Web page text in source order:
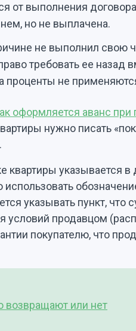
от выполнения
но не выплачена.
не выполнил свою
требовать ее назад
проценты не
оформляется аванс при
нужно писать
квартиры указывается в
указывать пункт, что
условий продавцом
покупателю, что
возвращают или нет